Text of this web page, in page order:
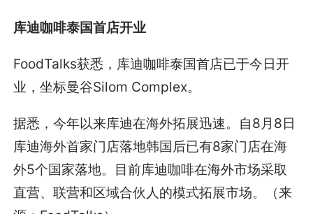
库迪咖啡泰国首店开业
FoodTalks获悉，库迪咖啡泰国首店已于今日开
业，坐标曼谷Silom Complex。
据悉，今年以来库迪在海外拓展迅速。自8月8日
库迪海外首家门店落地韩国后已有8家门店在海
外5个国家落地。目前库迪咖啡在海外市场采取
直营、联营和区域合伙人的模式拓展市场。（来